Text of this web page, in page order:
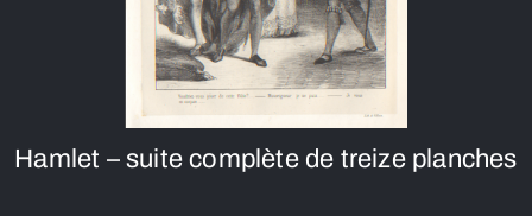
Hamlet – suite complète de treize planches